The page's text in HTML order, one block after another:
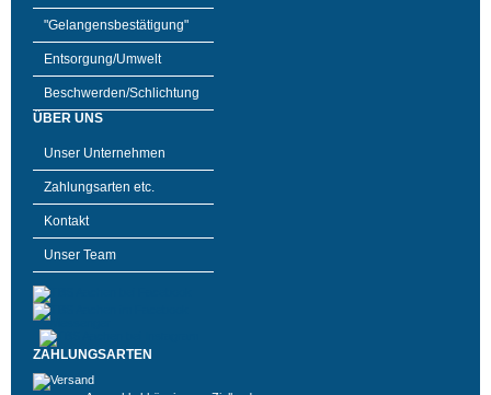
"Gelangensbestätigung"
Entsorgung/Umwelt
Beschwerden/Schlichtung
ÜBER UNS
Unser Unternehmen
Zahlungsarten etc.
Kontakt
Unser Team
ZAHLUNGSARTEN